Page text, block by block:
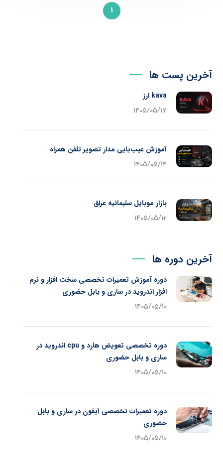
1
آخرین پست ها
kava ارز
1405/05/17
آموزش عیب‌یابی مدار تصویر تلفن همراه
1405/05/14
بازار موبایل سلیمانیه عراق
1405/05/12
آخرین دوره ها
دوره آموزش تعمیرات تخصصی سخت افزار و نرم
افزار اندروید در ساری و بابل حضوری
1405/05/10
دوره تخصصی تعویض هارد و cpu اندروید در
ساری و بابل حضوری
1405/05/10
دوره تعمیرات تخصصی آیفون در ساری و بابل
حضوری
1405/05/10